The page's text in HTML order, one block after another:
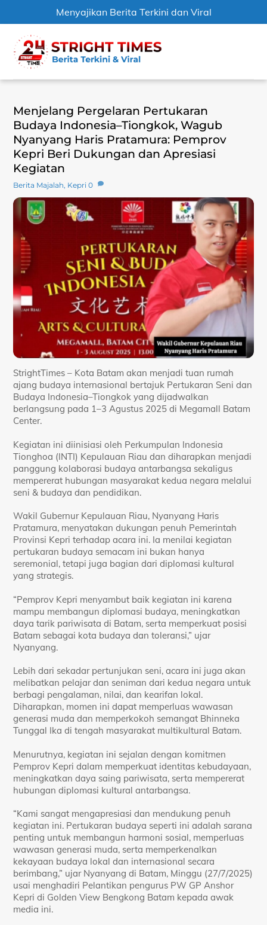
Menyajikan Berita Terkini dan Viral
content
Menjelang Pergelaran Pertukaran
Budaya Indonesia–Tiongkok, Wagub
Nyanyang Haris Pratamura: Pemprov
Kepri Beri Dukungan dan Apresiasi
Kegiatan
Berita Majalah, Kepri 0
StrightTimes – Kota Batam akan menjadi tuan rumah
ajang budaya internasional bertajuk Pertukaran Seni dan
Budaya Indonesia–Tiongkok yang dijadwalkan
berlangsung pada 1–3 Agustus 2025 di Megamall Batam
Center.
Kegiatan ini diinisiasi oleh Perkumpulan Indonesia
Tionghoa (INTI) Kepulauan Riau dan diharapkan menjadi
panggung kolaborasi budaya antarbangsa sekaligus
mempererat hubungan masyarakat kedua negara melalui
seni & budaya dan pendidikan.
Wakil Gubernur Kepulauan Riau, Nyanyang Haris
Pratamura, menyatakan dukungan penuh Pemerintah
Provinsi Kepri terhadap acara ini. Ia menilai kegiatan
pertukaran budaya semacam ini bukan hanya
seremonial, tetapi juga bagian dari diplomasi kultural
yang strategis.
“Pemprov Kepri menyambut baik kegiatan ini karena
mampu membangun diplomasi budaya, meningkatkan
daya tarik pariwisata di Batam, serta memperkuat posisi
Batam sebagai kota budaya dan toleransi,” ujar
Nyanyang.
Lebih dari sekadar pertunjukan seni, acara ini juga akan
melibatkan pelajar dan seniman dari kedua negara untuk
berbagi pengalaman, nilai, dan kearifan lokal.
Diharapkan, momen ini dapat memperluas wawasan
generasi muda dan memperkokoh semangat Bhinneka
Tunggal Ika di tengah masyarakat multikultural Batam.
Menurutnya, kegiatan ini sejalan dengan komitmen
Pemprov Kepri dalam memperkuat identitas kebudayaan,
meningkatkan daya saing pariwisata, serta mempererat
hubungan diplomasi kultural antarbangsa.
“Kami sangat mengapresiasi dan mendukung penuh
kegiatan ini. Pertukaran budaya seperti ini adalah sarana
penting untuk membangun harmoni sosial, memperluas
wawasan generasi muda, serta memperkenalkan
kekayaan budaya lokal dan internasional secara
berimbang,” ujar Nyanyang di Batam, Minggu (27/7/2025)
usai menghadiri Pelantikan pengurus PW GP Anshor
Kepri di Golden View Bengkong Batam kepada awak
media ini.